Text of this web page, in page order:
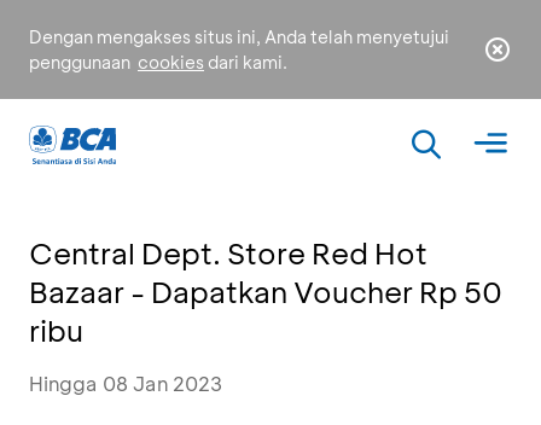
Dengan mengakses situs ini, Anda telah menyetujui
penggunaan cookies dari kami.
Central Dept. Store Red Hot
Bazaar - Dapatkan Voucher Rp 50
ribu
Hingga 08 Jan 2023